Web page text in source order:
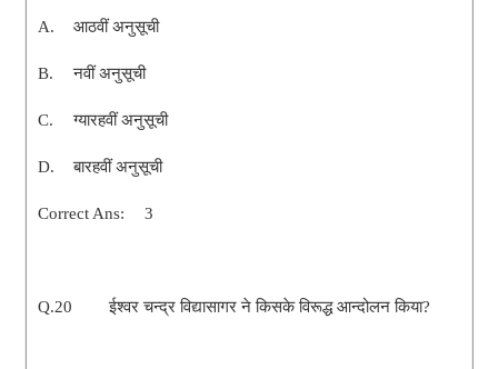
A. आठवीं अनुसूची
B. नवीं अनुसूची
C. ग्यारहवीं अनुसूची
D. बारहवीं अनुसूची
Correct Ans: 3
Q.20 ईश्वर चन्द्र विद्यासागर ने किसके विरूद्ध आन्दोलन किया?